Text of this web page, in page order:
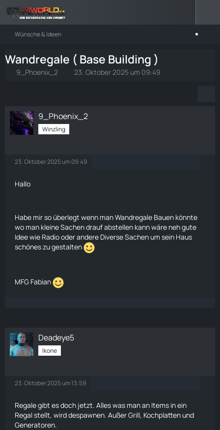
Wünsche & Ideen
Wandregale ( Base Building )
9_Phoenix_2 23. Oktober 2025 um 09:49
9_Phoenix_2
Winzling
23. Oktober 2025 um 09:49
Hallo
Habe mir so überlegt wenn man Wandregale Bauen könnte
wo man kleine Sachen drauf abstellen kann wäre neh gute
Idee wie Radiooder andere Diverse Sachen um sein Haus
schönes zu gestalten
MFG Fabian
Deadeye5
Ikone
23. Oktober 2025 um 13:59
Regale gibt es doch jetzt. Alles was man an Items in ein
Regal stellt, wird despawnen. Außer Grill, Kochplatten und
Generatoren.